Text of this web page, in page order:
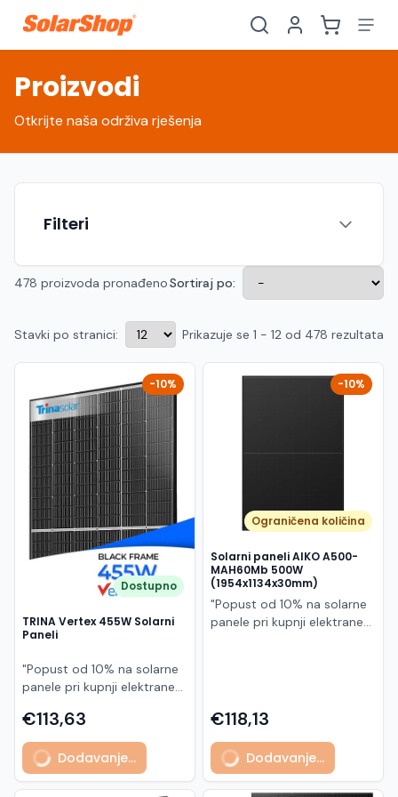
Hrvatski EN
Crnogorski
MK Македонски
Proizvodi
Otkrijte naša održiva rješenja
Filteri
478 proizvoda pronađenoSortiraj po:
Stavki po stranici: Prikazuje se 1 - 12 od 478 rezultata
-10%
Dostupno
TRINA Vertex 455W Solarni
Paneli
"Popust od 10% na solarne
panele pri kupnji elektrane
Model TSM-455NEG9R.28
predstavlja napredni
glass/glass N-type solarni
modul s visokom
učinkovitošću, dugim
€113,63
Dodavanje...
-10%
Ograničena količina
Solarni paneli AIKO A500-
MAH60Mb 500W
(1954x1134x30mm)
"Popust od 10% na solarne
panele pri kupnji elektrane
500 W iz Neostar 2S serije,
baziran na naprednoj N-
type ABC (All Back Contact)
tehnologiji. Ovaj panel je
namijenjen za moderne
€118,13
Dodavanje...